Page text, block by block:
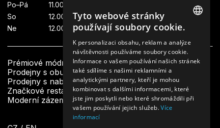
Po–Pá 11.00—23.00
So
12.00—23.00
11.00—22.00
Ne
12.00—23.00 11.00—21.00
Prémiové módní butiky
Prodejny s obuví a doplňky
Prodejny s nabídkou krásy a designu
Značkové restaurace a bistra
Moderní zázemí a další služby pro návštěvníky
ENGLISH
Tyto webové stránky
používají soubory cookie.
K personalizaci obsahu, reklam a analýze
návštěvnosti používáme soubory cookie.
Informace o vašem používání našich stránek
také sdílíme s našimi reklamními a
analytickými partnery, kteří je mohou
kombinovat s dalšími informacemi, které
jste jim poskytli nebo které shromáždili při
vašem používání jejich služeb.Více
informací